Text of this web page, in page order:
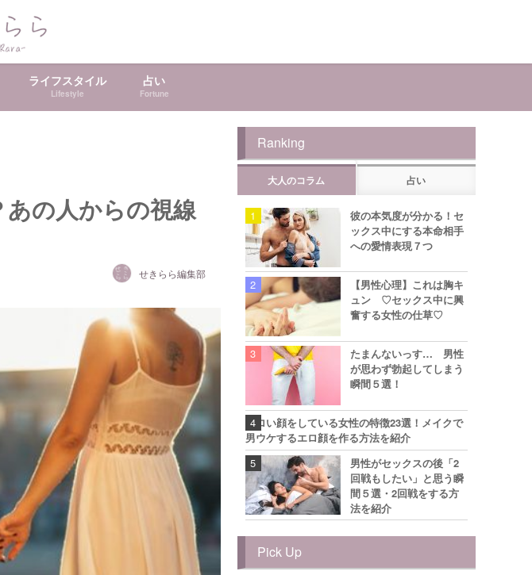
ライフスタイル
Lifestyle
占い
Fortune
の人からの視線
せきらら編集部
Ranking
大人のコラム 占い
彼の本気度が分かる！セ
ックス中にする本命相手
への愛情表現７つ
【男性心理】これは胸キ
ュン ♡セックス中に興
奮する女性の仕草♡
たまんないっす… 男性
が思わず勃起してしまう
瞬間５選！
エロい顔をしている女性の特徴23選！メイクで
男ウケするエロ顔を作る方法を紹介
男性がセックスの後「2
回戦もしたい」と思う瞬
間５選・2回戦をする方
法を紹介
Pick Up